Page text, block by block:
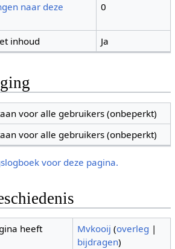
naar deze
0
inhoud Ja
voor alle gebruikers (onbeperkt)
voor alle gebruikers (onbeperkt)
voor deze pagina.
heeft
Mvkooij (overleg |
bijdragen)